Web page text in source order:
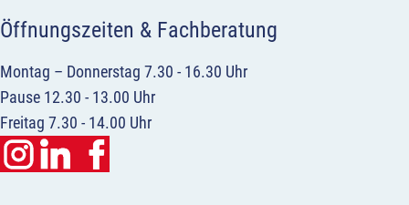
Öffnungszeiten & Fachberatung
Montag – Donnerstag 7.30 - 16.30 Uhr
Pause 12.30 - 13.00 Uhr
Freitag 7.30 - 14.00 Uhr